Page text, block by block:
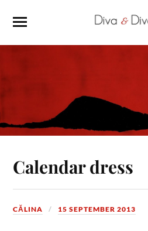
Calendar dress
CĂLINA 15 SEPTEMBER 2013